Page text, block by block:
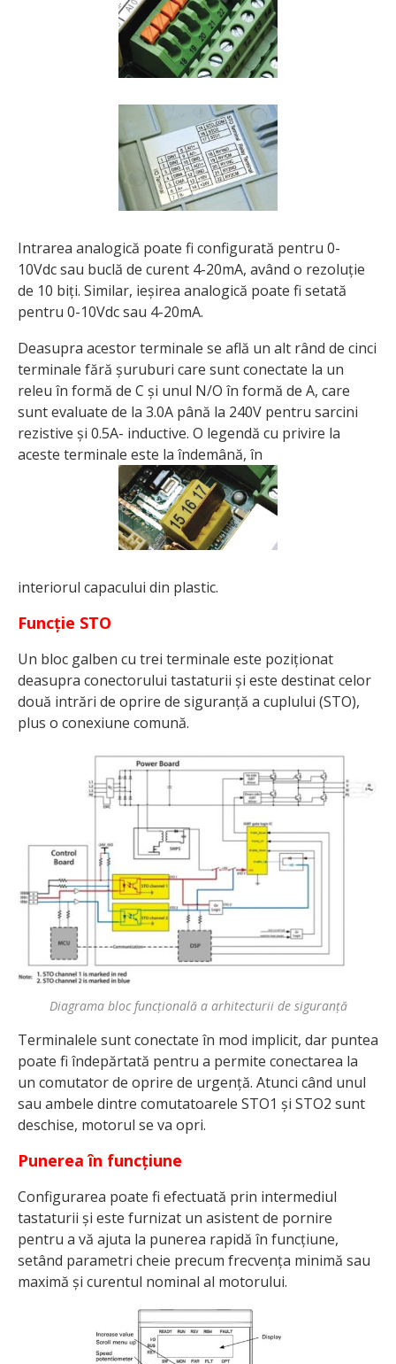
Intrarea analogică poate fi configurată pentru 0-
10Vdc sau buclă de curent 4-20mA, având o rezoluție
de 10 biți. Similar, ieșirea analogică poate fi setată
pentru 0-10Vdc sau 4-20mA.
Deasupra acestor terminale se află un alt rând de cinci
terminale fără șuruburi care sunt conectate la un
releu în formă de C și unul N/O în formă de A, care
sunt evaluate de la 3.0A până la 240V pentru sarcini
rezistive și 0.5A- inductive. O legendă cu privire la
aceste terminale este la îndemână, în
interiorul capacului din plastic.
Funcție STO
Un bloc galben cu trei terminale este poziționat
deasupra conectorului tastaturii și este destinat celor
două intrări de oprire de siguranță a cuplului (STO),
plus o conexiune comună.
Diagrama bloc funcțională a arhitecturii de siguranță
Terminalele sunt conectate în mod implicit, dar puntea
poate fi îndepărtată pentru a permite conectarea la
un comutator de oprire de urgență. Atunci când unul
sau ambele dintre comutatoarele STO1 și STO2 sunt
deschise, motorul se va opri.
Punerea în funcțiune
Configurarea poate fi efectuată prin intermediul
tastaturii și este furnizat un asistent de pornire
pentru a vă ajuta la punerea rapidă în funcțiune,
setând parametri cheie precum frecvența minimă sau
maximă și curentul nominal al motorului.